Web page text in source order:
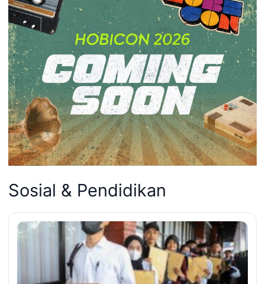
Sosial & Pendidikan